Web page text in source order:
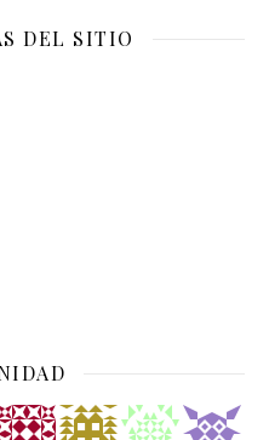
DEL SITIO